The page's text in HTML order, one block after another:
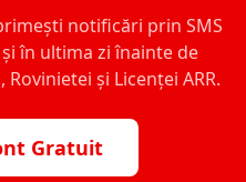
notificări prin SMS
în ultima zi înainte de
și Licenței ARR.
Gratuit